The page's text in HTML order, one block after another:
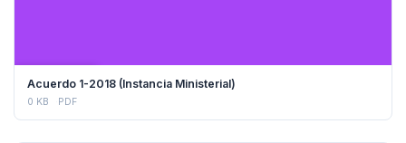
Acuerdo 1-2018 (Instancia Ministerial)
0 KB PDF